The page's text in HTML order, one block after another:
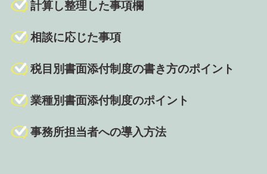
計算し整理した事項欄
相談に応じた事項
税目別書面添付制度の書き方のポイント
業種別書面添付制度のポイント
事務所担当者への導入方法